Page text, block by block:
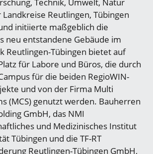
Reutlingen, Tübingen
initiierte maßgeblich die
neu entstandene Gebäude im
Reutlingen-Tübingen bietet auf
für Labore und Büros, die durch
für die beiden RegioWIN-
und von der Firma Multi
(MCS) genutzt werden. Bauherren
GmbH, das NMI
und Medizinisches Institut
Tübingen und die TF-RT
Reutlingen-Tübingen GmbH,